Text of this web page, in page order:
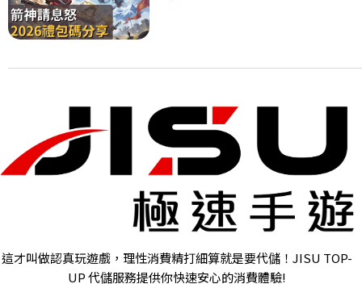
這才叫做認真玩遊戲，理性消費精打細算就是要代儲！JISU TOP-
UP 代儲服務提供你快速安心的消費體驗!